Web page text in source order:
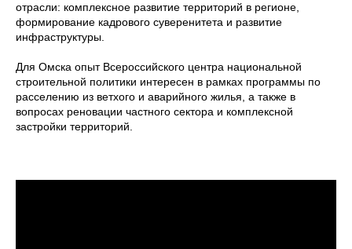
отрасли: комплексное развитие территорий в регионе,
формирование кадрового суверенитета и развитие
инфраструктуры.
Для Омска опыт Всероссийского центра национальной
строительной политики интересен в рамках программы по
расселению из ветхого и аварийного жилья, а также в
вопросах реновации частного сектора и комплексной
застройки территорий.